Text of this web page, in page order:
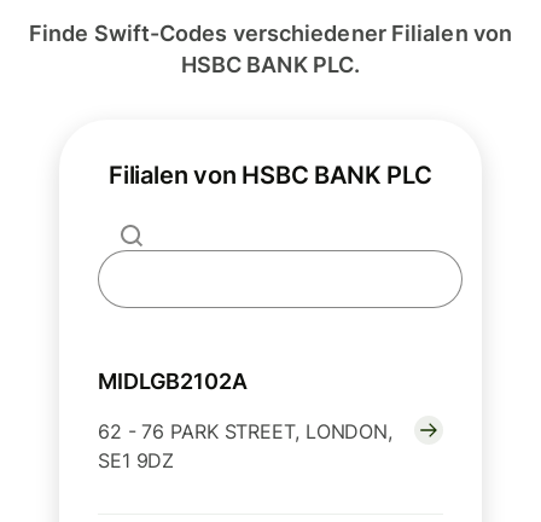
Finde Swift-Codes verschiedener Filialen von
HSBC BANK PLC.
Filialen von HSBC BANK PLC
MIDLGB2102A
62 - 76 PARK STREET, LONDON,
SE1 9DZ